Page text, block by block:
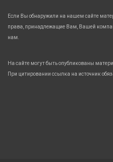
Если Вы обнаружили на нашем сайте
права, принадлежащие Вам, Вашей
нам.
На сайте могут быть опубликованы
При цитировании ссылка на источник